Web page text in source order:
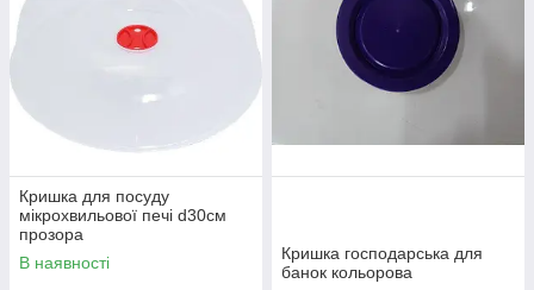
Кришка для посуду
мікрохвильової печі d30см
прозора
В наявності
Кришка господарська для
банок кольорова